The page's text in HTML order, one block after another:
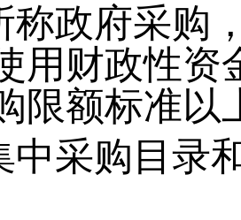
称政府采购
用财政性资
限额标准以
中采购目录